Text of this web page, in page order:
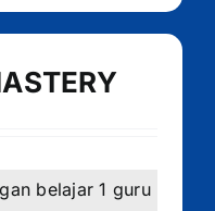
belajar 1 guru